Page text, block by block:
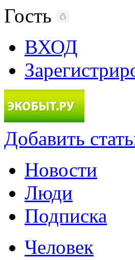
Гость
ВХОД
Добавить
Новости
Люди
Подписка
Человек